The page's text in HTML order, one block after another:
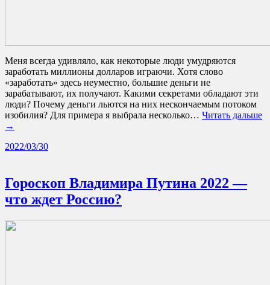
Меня всегда удивляло, как некоторые люди умудряются
заработать миллионы долларов играючи. Хотя слово
«заработать» здесь неуместно, большие деньги не
зарабатывают, их получают. Какими секретами обладают эти
люди? Почему деньги льются на них нескончаемым потоком
изобилия? Для примера я выбрала несколько… Читать дальше
→
2022/03/30
Гороскоп Владимира Путина 2022 —
что ждет Россию?